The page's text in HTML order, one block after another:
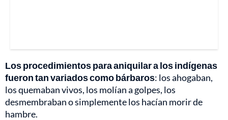
Los procedimientos para aniquilar a los indígenas
fueron tan variados como bárbaros: los ahogaban,
los quemaban vivos, los molían a golpes, los
desmembraban o simplemente los hacían morir de
hambre.